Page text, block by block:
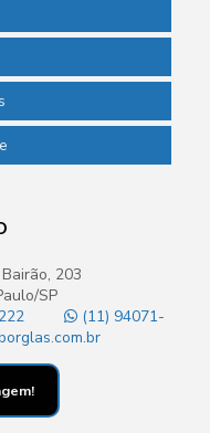
203
SP
(11) 94071-